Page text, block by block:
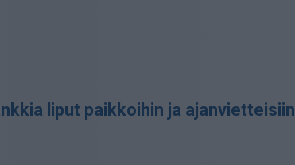
liput paikkoihin ja ajanvietteisiin